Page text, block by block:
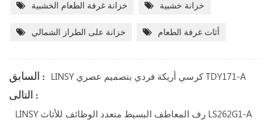
خزانة غرفة الطعام الخشبية خزانة خشبية
خزانة على الطراز الشمالي أثاث غرفة الطعام
السابق : LINSY كرسي أريكة فردي بتصميم عصري TDY171-A
التالى :
LINSY رف المعاطف البسيط متعدد الوظائف للأثاث LS262G1-A